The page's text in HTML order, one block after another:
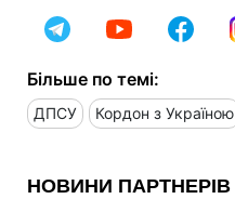
Більше по темі:
ДПСУ Кордон з Україною